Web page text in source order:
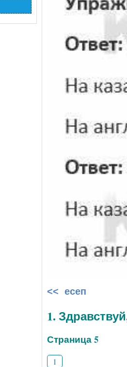
<< есеп
1.
Страница 5
1